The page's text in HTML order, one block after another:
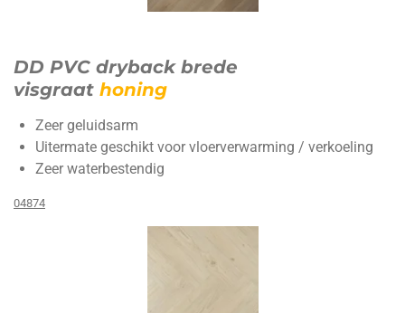
DD PVC dryback brede
visgraat honing
Zeer geluidsarm
Uitermate geschikt voor vloerverwarming / verkoeling
Zeer waterbestendig
04874